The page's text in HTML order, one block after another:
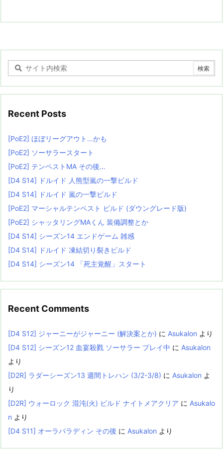
Recent Posts
[PoE2] ほぼリーグアウト…かも
[PoE2] ソーサラースタート
[PoE2] テンペストMA その後…
[D4 S14] ドルイド 人熊型嵐の一撃ビルド
[D4 S14] ドルイド 嵐の一撃ビルド
[PoE2] マーシャルテンペスト ビルド (ダウングレード版)
[PoE2] シャッタリングMAくん 装備調整とか
[D4 S14] シーズン14 エンドゲーム 雑感
[D4 S14] ドルイド 凍結切り裂きビルド
[D4 S14] シーズン14 「死主覚醒」スタート
Recent Comments
[D4 S12] ジャーニーがジャーニー (解決案とか) に Asukalon より
[D4 S12] シーズン12 血宴殺戮 ソーサラー プレイ中 に Asukalon
より
[D2R] ラダーシーズン13 週間トレハン (3/2-3/8) に Asukalon よ
り
[D2R] ウォーロック 混沌(火) ビルド ナイトメアクリア に Asukalo
n より
[D4 S11] オーラパラディン その後 に Asukalon より